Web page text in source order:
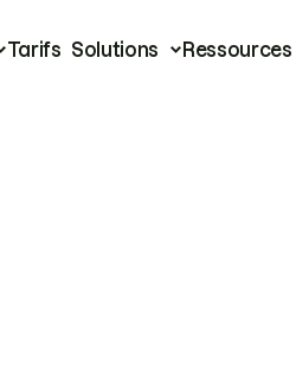
Tarifs Solutions Ressources